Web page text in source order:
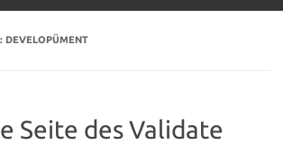
DEVELOPÜMENT
Seite des Validate